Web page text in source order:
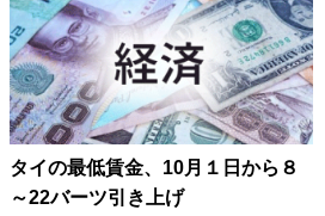
タイの最低賃金、10月１日から８
～22バーツ引き上げ